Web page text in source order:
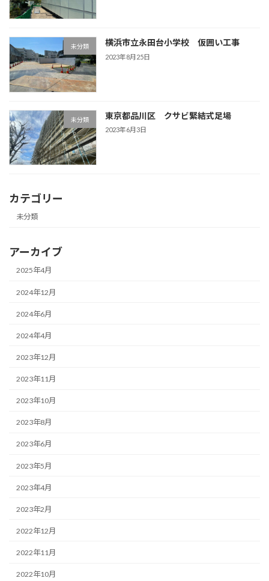
未分類 横浜市立永田台小学校 仮囲い工事
2023年8月25日
未分類 東京都品川区 クサビ緊結式足場
2023年6月3日
カテゴリー
未分類
アーカイブ
2025年4月
2024年12月
2024年6月
2024年4月
2023年12月
2023年11月
2023年10月
2023年8月
2023年6月
2023年5月
2023年4月
2023年2月
2022年12月
2022年11月
2022年10月